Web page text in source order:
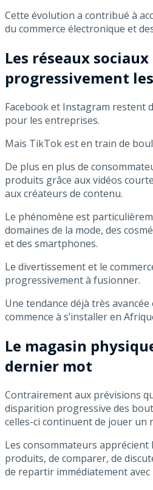
Cette évolution a contribué à
du commerce électronique et
Les réseaux
progressivement
Facebook et Instagram restent
pour les entreprises.
Mais TikTok est en train de
De plus en plus de
produits grâce aux vidéos
aux créateurs de contenu.
Le phénomène est
domaines de la mode, des
et des smartphones.
Le divertissement et le
progressivement à fusionner.
Une tendance déjà très
commence à s’installer en
Le magasin
dernier mot
Contrairement aux prévisions
disparition progressive des
celles-ci continuent de jouer un
Les consommateurs apprécient
produits, de comparer, de
de repartir immédiatement avec